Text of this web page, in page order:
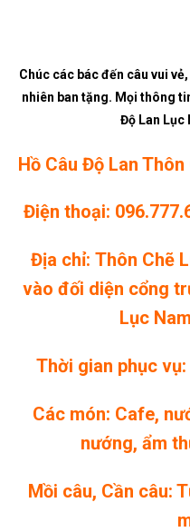
Chúc các bác đến câu vui
nhiên ban tặng. Mọi thông
Độ Lan Lục
Hồ Câu Độ Lan
Điện thoại:
Địa chỉ: Thôn Chẽ
vào đối diện cổng
Lục
Thời gian phục
Các món: Cafe,
nướng, ẩm
Mồi câu, Cần câu: